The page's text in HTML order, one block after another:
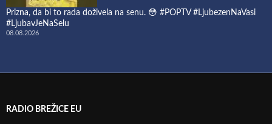
Prizna, da bi to rada doživela na senu. 😳 #POPTV #LjubezenNaVasi
#LjubavJeNaSelu
08.08.2026
RADIO BREŽICE EU